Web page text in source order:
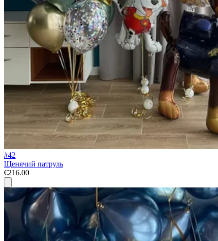
#42
Щенячий патруль
€216.00